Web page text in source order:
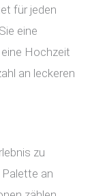
für jeden
eine
Hochzeit
an leckeren
zu
an